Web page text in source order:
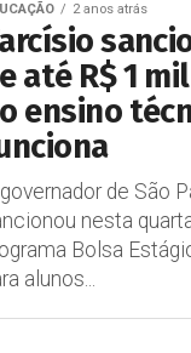
2 anos atrás
até R$ 1
ensino
de São
nesta
Bolsa
alunos...